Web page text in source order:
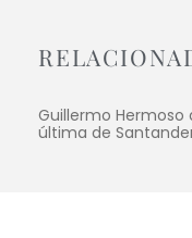
Guillermo Hermoso
última de